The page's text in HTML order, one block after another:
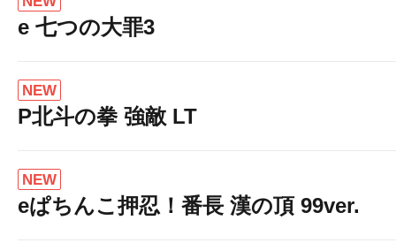
e 七つの大罪3
NEW
P北斗の拳 強敵 LT
NEW
eぱちんこ押忍！番長 漢の頂 99ver.